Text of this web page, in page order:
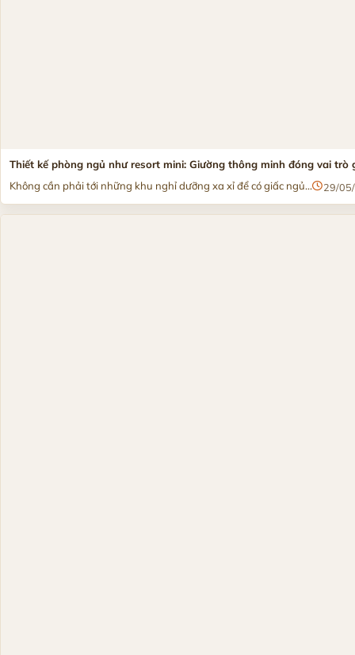
Thiết kế phòng ngủ như resort mini: Giường thông minh đóng vai trò
Không cần phải tới những khu nghỉ dưỡng xa xỉ để có giấc ngủ...
29/